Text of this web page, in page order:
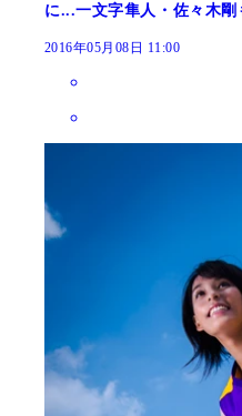
に...一文字隼人・佐々木
2016年05月08日 11:00